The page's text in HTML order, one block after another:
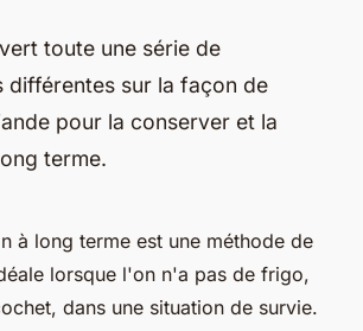
toute une série de
différentes sur la façon de
pour la conserver et la
terme.
à long terme est une méthode de
lorsque l'on n'a pas de frigo,
dans une situation de survie.